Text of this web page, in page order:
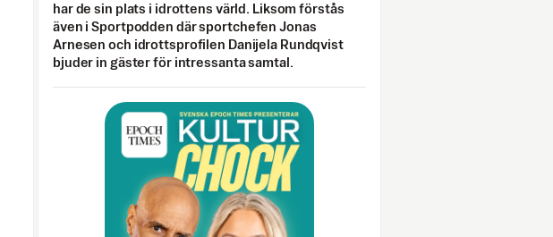
har de sin plats i idrottens värld. Liksom förstås
även i Sportpodden där sportchefen Jonas
Arnesen och idrottsprofilen Danijela Rundqvist
bjuder in gäster för intressanta samtal.